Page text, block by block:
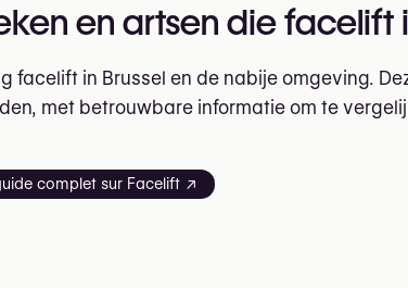
en artsen die facelift
facelift in Brussel en de nabije omgeving.
met betrouwbare informatie om te
complet sur Facelift ↗